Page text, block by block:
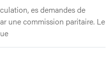
es demandes de
une commission paritaire. Le